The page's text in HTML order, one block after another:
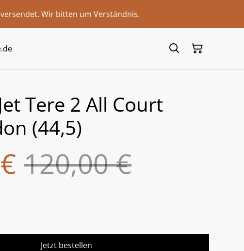
Wir bitten um Verständnis.
Tere 2 All Court
(44,5)
120,00 €
Jetzt bestellen